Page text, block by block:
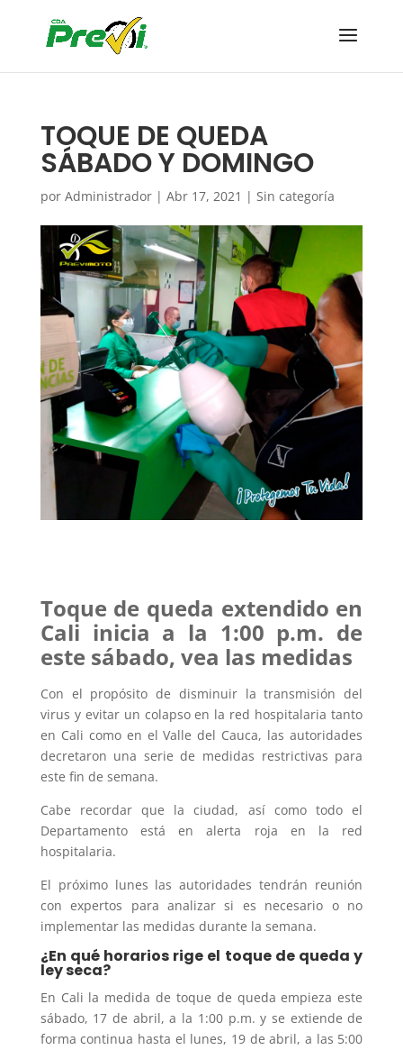
TOQUE DE QUEDA
SÁBADO Y DOMINGO
por Administrador| Abr 17, 2021 | Sin categoría
Toque de queda extendido en
Cali inicia a la 1:00 p.m. de
este sábado, vea las medidas
Con el propósito de disminuir la transmisión del
virus y evitar un colapso en la red hospitalaria tanto
en Cali como en el Valle del Cauca, las autoridades
decretaron una serie de medidas restrictivas para
este fin de semana.
Cabe recordar que la ciudad, así como todo el
Departamento está en alerta roja en la red
hospitalaria.
El próximo lunes las autoridades tendrán reunión
con expertos para analizar si es necesario o no
implementar las medidas durante la semana.
¿En qué horarios rige el toque de queda y
ley seca?
En Cali la medida de toque de queda empieza este
sábado, 17 de abril, a la 1:00 p.m. y se extiende de
forma continua hasta el lunes, 19 de abril, a las 5:00